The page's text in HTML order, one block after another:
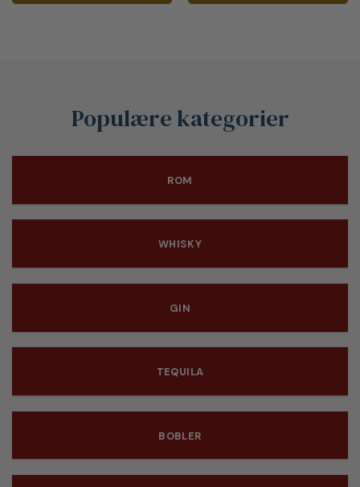
Populære kategorier
ROM
WHISKY
GIN
TEQUILA
BOBLER